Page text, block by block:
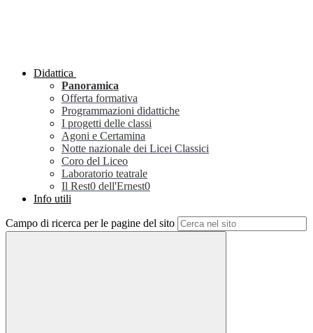
Didattica
Panoramica
Offerta formativa
Programmazioni didattiche
I progetti delle classi
Agoni e Certamina
Notte nazionale dei Licei Classici
Coro del Liceo
Laboratorio teatrale
Il Rest0 dell'Ernest0
Info utili
Campo di ricerca per le pagine del sito